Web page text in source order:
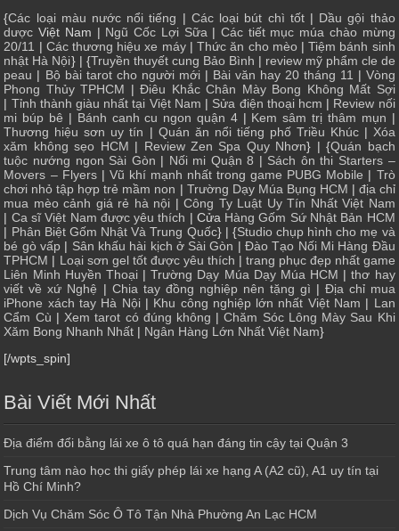
{Các loại màu nước nổi tiếng | Các loại bút chì tốt| Dầu gội thảo
dược Việt Nam | Ngũ Cốc Lợi Sữa| Các tiết mục múa chào mừng
20/11 | Các thương hiệu xe máy|Thức ăn cho mèo|Tiệm bánh sinh
nhật Hà Nội} | {Truyền thuyết cung Bảo Bình | review mỹ phẩm cle de
peau | Bộ bài tarot cho người mới| Bài văn hay 20 tháng 11 | Vòng
Phong Thủy TPHCM |Điêu Khắc Chân Mày Bong Không Mất Sợi
| Tỉnh thành giàu nhất tại Việt Nam | Sửa điện thoại hcm | Review nối
mi búp bê | Bánh canh cu ngon quận 4| Kem sâm trị thâm mụn |
Thương hiệu sơn uy tín | Quán ăn nổi tiếng phố Triều Khúc| Xóa
xăm không sẹo HCM | Review Zen Spa Quy Nhơn} | {Quán bạch
tuộc nướng ngon Sài Gòn | Nối mi Quận 8 | Sách ôn thi Starters –
Movers – Flyers| Vũ khí mạnh nhất trong game PUBG Mobile | Trò
chơi nhỏ tập hợp trẻ mầm non | Trường Dạy Múa Bụng HCM | địa chỉ
mua mèo cảnh giá rẻ hà nội |Công Ty Luật Uy Tín Nhất Việt Nam
| Ca sĩ Việt Nam được yêu thích | Cửa Hàng Gốm Sứ Nhật Bản HCM
| Phân Biệt Gốm Nhật Và Trung Quốc} | {Studio chụp hình cho mẹ và
bé gò vấp | Sân khấu hài kịch ở Sài Gòn |Đào Tạo Nối Mi Hàng Đầu
TPHCM | Loại sơn gel tốt được yêu thích | trang phục đẹp nhất game
Liên Minh Huyền Thoại|Trường Dạy Múa Dạy Múa HCM |thơ hay
viết về xứ Nghệ | Chia tay đồng nghiệp nên tặng gì | Địa chỉ mua
iPhone xách tay Hà Nội| Khu công nghiệp lớn nhất Việt Nam | Lan
Cẩm Cù |Xem tarot có đúng không |Chăm Sóc Lông Mày Sau Khi
Xăm Bong Nhanh Nhất | Ngân Hàng Lớn Nhất Việt Nam}
[/wpts_spin]
Bài Viết Mới Nhất
Địa điểm đổi bằng lái xe ô tô quá hạn đáng tin cậy tại Quận 3
Trung tâm nào học thi giấy phép lái xe hạng A (A2 cũ), A1 uy tín tại
Hồ Chí Minh?
Dịch Vụ Chăm Sóc Ô Tô Tận Nhà Phường An Lạc HCM